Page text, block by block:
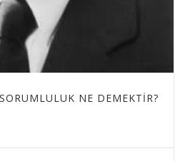
NE DEMEKTIR?